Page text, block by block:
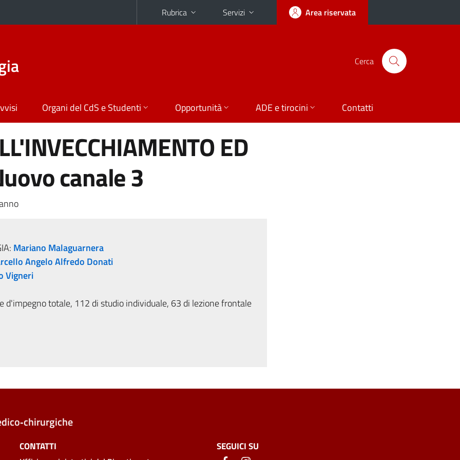
Rubrica Servizi Area riservata
Cerca
Organi del CdS e Studenti Opportunità ADE e tirocini Contatti
ED
canale 3
Mariano Malaguarnera
Angelo Alfredo Donati
Vigneri
d'impegno totale, 112 di studio individuale, 63 di lezione frontale
CONTATTI SEGUICI SU